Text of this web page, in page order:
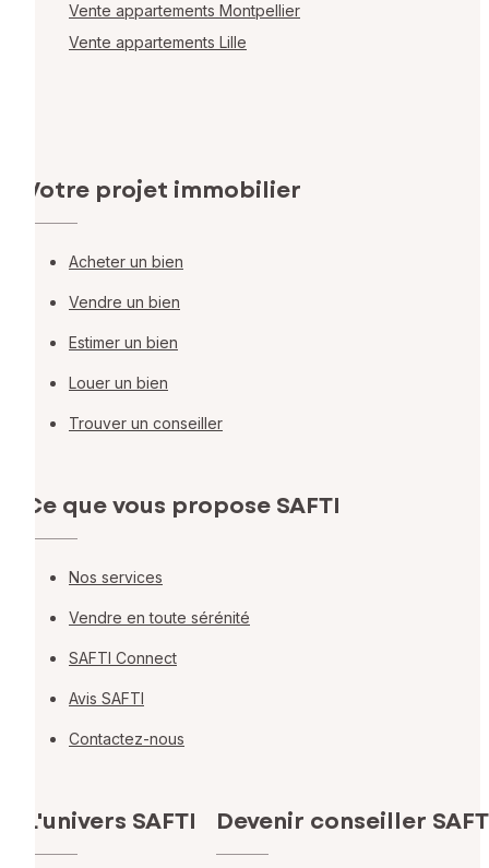
Vente appartements Montpellier
Vente appartements Lille
Votre projet immobilier
Acheter un bien
Vendre un bien
Estimer un bien
Louer un bien
Trouver un conseiller
Ce que vous propose SAFTI
Nos services
Vendre en toute sérénité
SAFTI Connect
Avis SAFTI
Contactez-nous
L'univers SAFTI Devenir conseiller